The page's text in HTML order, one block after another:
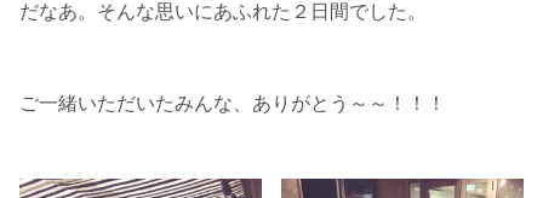
だなあ。そんな思いにあふれた２日間でした。
ご一緒いただいたみんな、ありがとう～～！！！